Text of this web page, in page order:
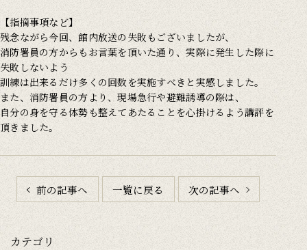
【指摘事項など】
残念ながら今回、館内放送の失敗もございましたが、
消防署員の方からもお言葉を頂いた通り、実際に発生した際に
失敗しないよう
訓練は出来るだけ多くの回数を実施すべきと実感しました。
また、消防署員の方より、現場急行や避難誘導の際は、
自分の身を守る体勢も整えてあたることを心掛けるよう講評を
頂きました。
前の記事へ 一覧に戻る 次の記事へ
カテゴリ